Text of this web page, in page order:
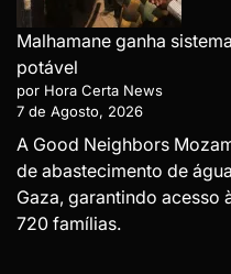
Malhamane ganha
potável
por Hora Certa News
7 de Agosto, 2026
A Good Neighbors
de abastecimento de
Gaza, garantindo acesso
720 famílias.